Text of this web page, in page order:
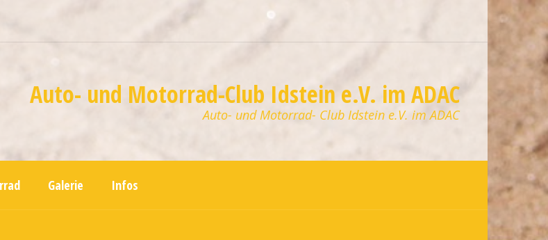
Auto- und Motorrad-Club Idstein e.V. im ADAC
Auto- und Motorrad- Club Idstein e.V. im ADAC
Galerie Infos